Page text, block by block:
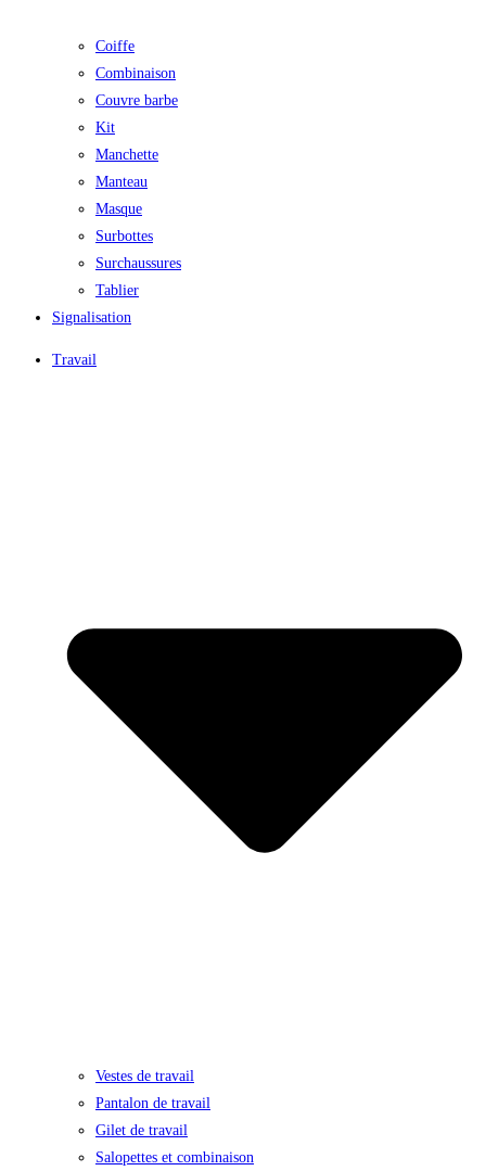
Coiffe
Combinaison
Couvre barbe
Kit
Manchette
Manteau
Masque
Surbottes
Surchaussures
Tablier
Signalisation
Travail
Vestes de travail
Pantalon de travail
Gilet de travail
Salopettes et combinaison